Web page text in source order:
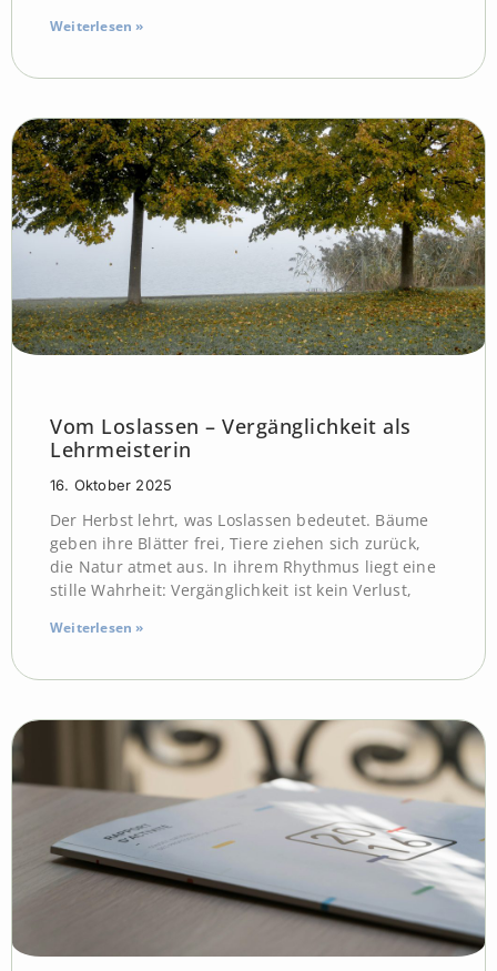
Weiterlesen »
Vom Loslassen – Vergänglichkeit als
Lehrmeisterin
16. Oktober 2025
Der Herbst lehrt, was Loslassen bedeutet. Bäume
geben ihre Blätter frei, Tiere ziehen sich zurück,
die Natur atmet aus. In ihrem Rhythmus liegt eine
stille Wahrheit: Vergänglichkeit ist kein Verlust,
Weiterlesen »